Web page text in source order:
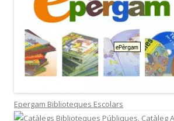
Epergam Biblioteques Escolars